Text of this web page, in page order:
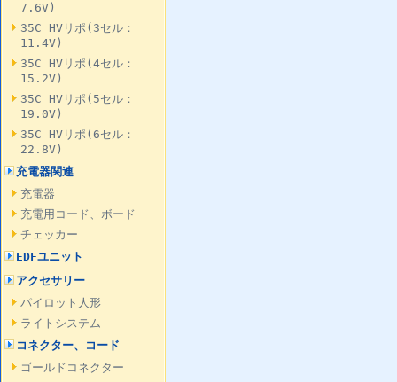
7.6V)
35C HVリポ(3セル：
11.4V)
35C HVリポ(4セル：
15.2V)
35C HVリポ(5セル：
19.0V)
35C HVリポ(6セル：
22.8V)
充電器関連
充電器
充電用コード、ボード
チェッカー
EDFユニット
アクセサリー
パイロット人形
ライトシステム
コネクター、コード
ゴールドコネクター